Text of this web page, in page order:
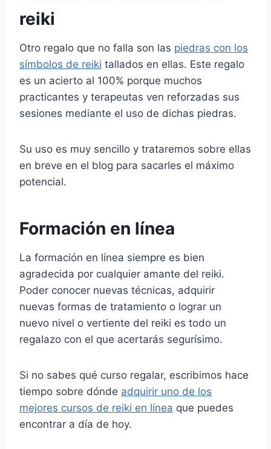
reiki
Otro regalo que no falla son las piedras con los
símbolos de reiki tallados en ellas. Este regalo
es un acierto al 100% porque muchos
practicantes y terapeutas ven reforzadas sus
sesiones mediante el uso de dichas piedras.
Su uso es muy sencillo y trataremos sobre ellas
en breve en el blog para sacarles el máximo
potencial.
Formación en línea
La formación en línea siempre es bien
agradecida por cualquier amante del reiki.
Poder conocer nuevas técnicas, adquirir
nuevas formas de tratamiento o lograr un
nuevo nivel o vertiente del reiki es todo un
regalazo con el que acertarás segurísimo.
Si no sabes qué curso regalar, escribimos hace
tiempo sobre dónde adquirir uno de los
mejores cursos de reiki en línea que puedes
encontrar a día de hoy.